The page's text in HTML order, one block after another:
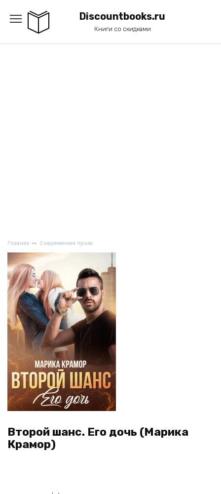
содержанию
Discountbooks.ru
Книги со скидками
Главная Современная проза
Второй шанс. Его дочь (Марика
Крамор)